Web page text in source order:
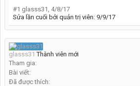
#1 glasss31, 4/8/17
Sửa lần cuối bởi quản trị viên: 9/9/17
glasss31 Thành viên mới
Tham gia:
Bài viết:
Đã được thích: